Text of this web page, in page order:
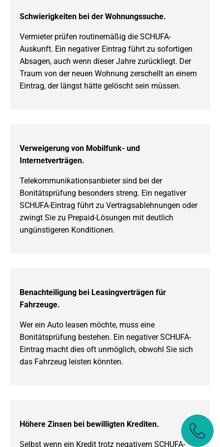
Schwierigkeiten bei der Wohnungssuche.
Vermieter prüfen routinemäßig die SCHUFA-
Auskunft. Ein negativer Eintrag führt zu sofortigen
Absagen, auch wenn dieser Jahre zurückliegt. Der
Traum von der neuen Wohnung zerschellt an einem
Eintrag, der längst hätte gelöscht sein müssen.
Verweigerung von Mobilfunk- und
Internetverträgen.
Telekommunikationsanbieter sind bei der
Bonitätsprüfung besonders streng. Ein negativer
SCHUFA-Eintrag führt zu Vertragsablehnungen oder
zwingt Sie zu Prepaid-Lösungen mit deutlich
ungünstigeren Konditionen.
Benachteiligung bei Leasingverträgen für
Fahrzeuge.
Wer ein Auto leasen möchte, muss eine
Bonitätsprüfung bestehen. Ein negativer SCHUFA-
Eintrag macht dies oft unmöglich, obwohl Sie sich
das Fahrzeug leisten könnten.
Höhere Zinsen bei bewilligten Krediten.
Selbst wenn ein Kredit trotz negativem SCHUFA-